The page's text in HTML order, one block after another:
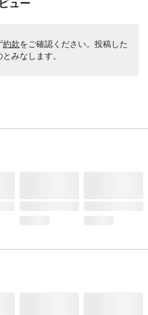
ュー
約款をご確認ください。投稿した
みなします。